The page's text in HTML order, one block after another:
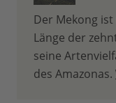
Der Mekong
Länge der
seine
des Amazonas.